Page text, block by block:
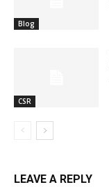
Blog
CSR
LEAVE A REPLY